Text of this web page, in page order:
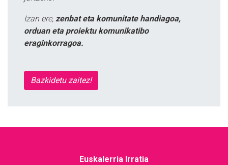
Izan ere, zenbat eta komunitate handiagoa,
orduan eta proiektu komunikatibo
eraginkorragoa.
Bazkidetu zaitez!
Euskalerria Irratia